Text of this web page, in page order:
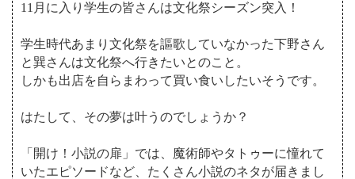
11月に入り学生の皆さんは文化祭シーズン突入！
学生時代あまり文化祭を謳歌していなかった下野さん
と巽さんは文化祭へ行きたいとのこと。
しかも出店を自らまわって買い食いしたいそうです。
はたして、その夢は叶うのでしょうか？
「開け！小説の扉」では、魔術師やタトゥーに憧れて
いたエピソードなど、たくさん小説のネタが届きまし